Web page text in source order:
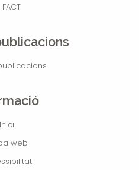
Inici
web